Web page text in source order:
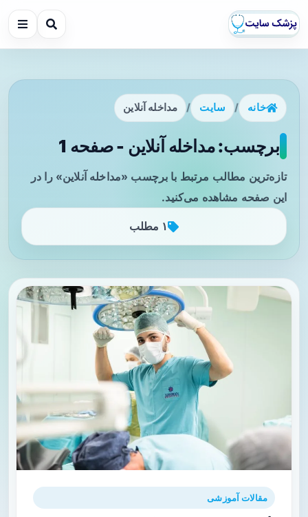
خانه / سایت / مداخله آنلاین
برچسب: مداخله آنلاین - صفحه 1
تازه‌ترین مطالب مرتبط با برچسب «مداخله آنلاین» را در
این صفحه مشاهده می‌کنید.
۱ مطلب
مقالات آموزشی